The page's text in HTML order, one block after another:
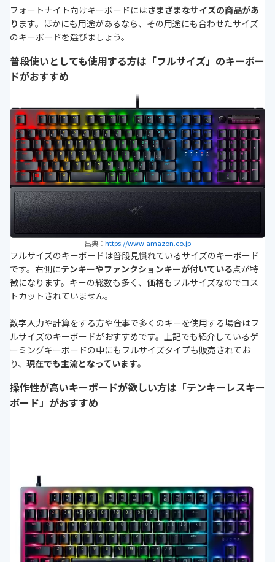
フォートナイト向けキーボードにはさまざまなサイズの商品があ
り ます。ほかにも用途があるなら、その用途にも合わせたサイズ
のキーボードを選びましょう。
普段使いとしても使用する方は「フルサイズ」のキーボー
ドがおすすめ
出典： https://www.amazon.co.jp
フルサイズのキーボードは普段見慣れているサイズのキーボード
です。右側にテンキーやファンクションキーが付いている点が特
徴になります。キーの総数も多く、価格もフルサイズなのでコス
トカットされていません。
数字入力や計算をする方や仕事で多くのキーを使用する場合はフ
ルサイズのキーボードがおすすめです。上記でも紹介しているゲ
ーミングキーボードの中にもフルサイズタイプも販売されてお
り、 現在でも主流となっています。
操作性が高いキーボードが欲しい方は「テンキーレスキー
ボード」がおすすめ